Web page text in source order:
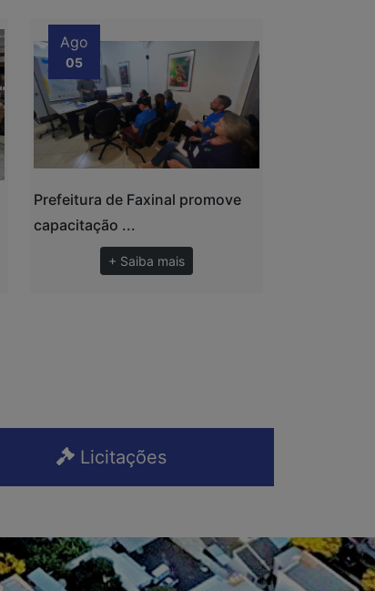
Ago
05
Prefeitura de Faxinal promove
capacitação ...
+ Saiba mais
Licitações